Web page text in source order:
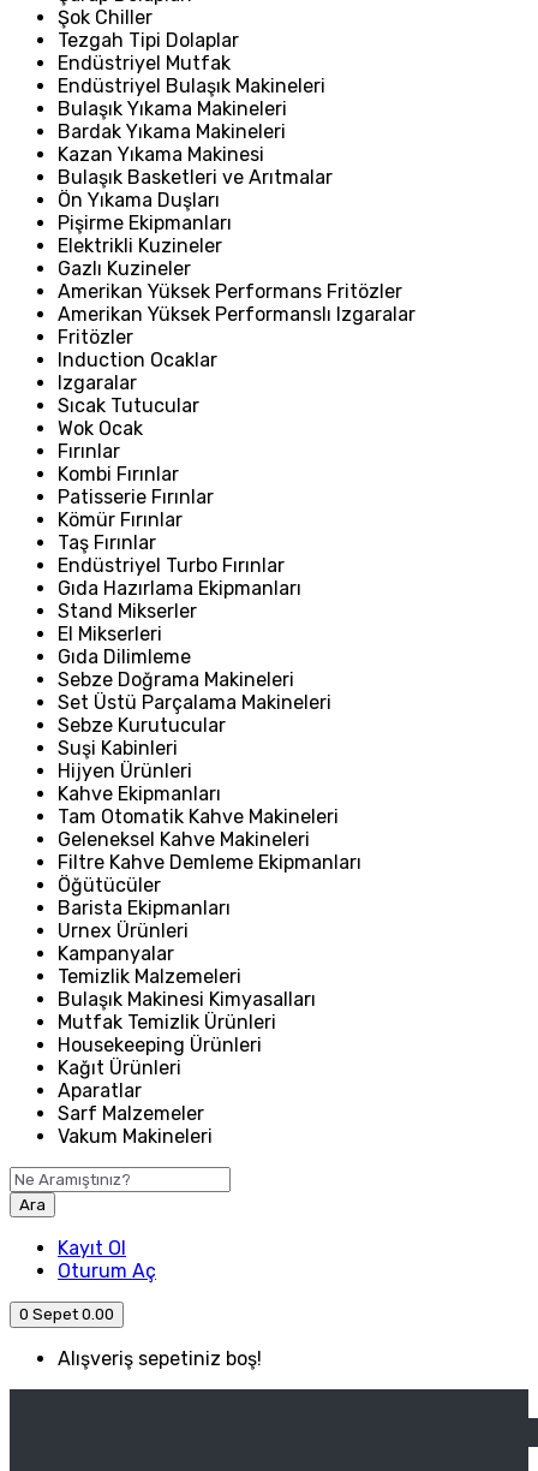
Şok Chiller
Tezgah Tipi Dolaplar
Endüstriyel Mutfak
Endüstriyel Bulaşık Makineleri
Bulaşık Yıkama Makineleri
Bardak Yıkama Makineleri
Kazan Yıkama Makinesi
Bulaşık Basketleri ve Arıtmalar
Ön Yıkama Duşları
Pişirme Ekipmanları
Elektrikli Kuzineler
Gazlı Kuzineler
Amerikan Yüksek Performans Fritözler
Amerikan Yüksek Performanslı Izgaralar
Fritözler
Induction Ocaklar
Izgaralar
Sıcak Tutucular
Wok Ocak
Fırınlar
Kombi Fırınlar
Patisserie Fırınlar
Kömür Fırınlar
Taş Fırınlar
Endüstriyel Turbo Fırınlar
Gıda Hazırlama Ekipmanları
Stand Mikserler
El Mikserleri
Gıda Dilimleme
Sebze Doğrama Makineleri
Set Üstü Parçalama Makineleri
Sebze Kurutucular
Suşi Kabinleri
Hijyen Ürünleri
Kahve Ekipmanları
Tam Otomatik Kahve Makineleri
Geleneksel Kahve Makineleri
Filtre Kahve Demleme Ekipmanları
Öğütücüler
Barista Ekipmanları
Urnex Ürünleri
Kampanyalar
Temizlik Malzemeleri
Bulaşık Makinesi Kimyasalları
Mutfak Temizlik Ürünleri
Housekeeping Ürünleri
Kağıt Ürünleri
Aparatlar
Sarf Malzemeler
Vakum Makineleri
Ara
Kayıt Ol
Oturum Aç
0 Sepet 0.00
Alışveriş sepetiniz boş!